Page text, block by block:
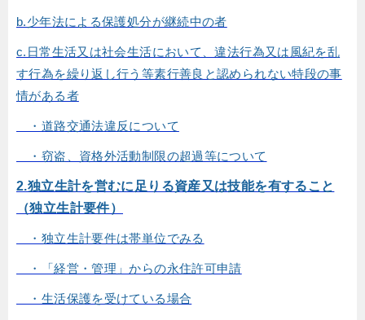
b.少年法による保護処分が継続中の者
c.日常生活又は社会生活において、違法行為又は風紀を乱
す行為を繰り返し行う等素行善良と認められない特段の事
情がある者
・道路交通法違反について
・窃盗、資格外活動制限の超過等について
2.独立生計を営むに足りる資産又は技能を有すること
（独立生計要件）
・独立生計要件は帯単位でみる
・「経営・管理」からの永住許可申請
・生活保護を受けている場合